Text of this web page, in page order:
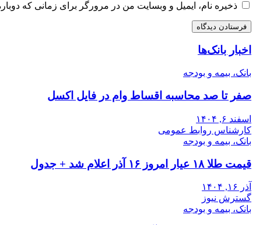
ذخیره نام، ایمیل و وبسایت من در مرورگر برای زمانی که
اخبار بانک‌ها
بانک، بیمه و بودجه
صفر تا صد محاسبه اقساط وام در فایل اکسل
اسفند ۶, ۱۴۰۴
کارشناس روابط عمومی
بانک، بیمه و بودجه
قیمت طلا ۱۸ عیار امروز ۱۶ آذر اعلام شد + جدول
آذر ۱۶, ۱۴۰۴
گسترش نیوز
بانک، بیمه و بودجه